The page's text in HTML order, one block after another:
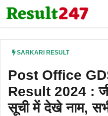
Skip
to
SARKARI RESULT
Post Office
Result 2024 :
सूची में देखे नाम,